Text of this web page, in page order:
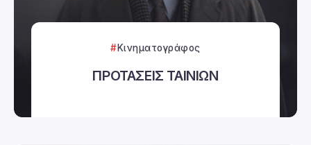
Κινηματογράφος
ΠΡΟΤΑΣΕΙΣ ΤΑΙΝΙΩΝ